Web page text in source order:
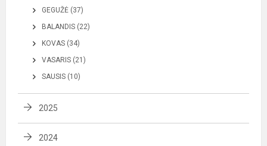
GEGUŽĖ (37)
BALANDIS (22)
KOVAS (34)
VASARIS (21)
SAUSIS (10)
2025
2024